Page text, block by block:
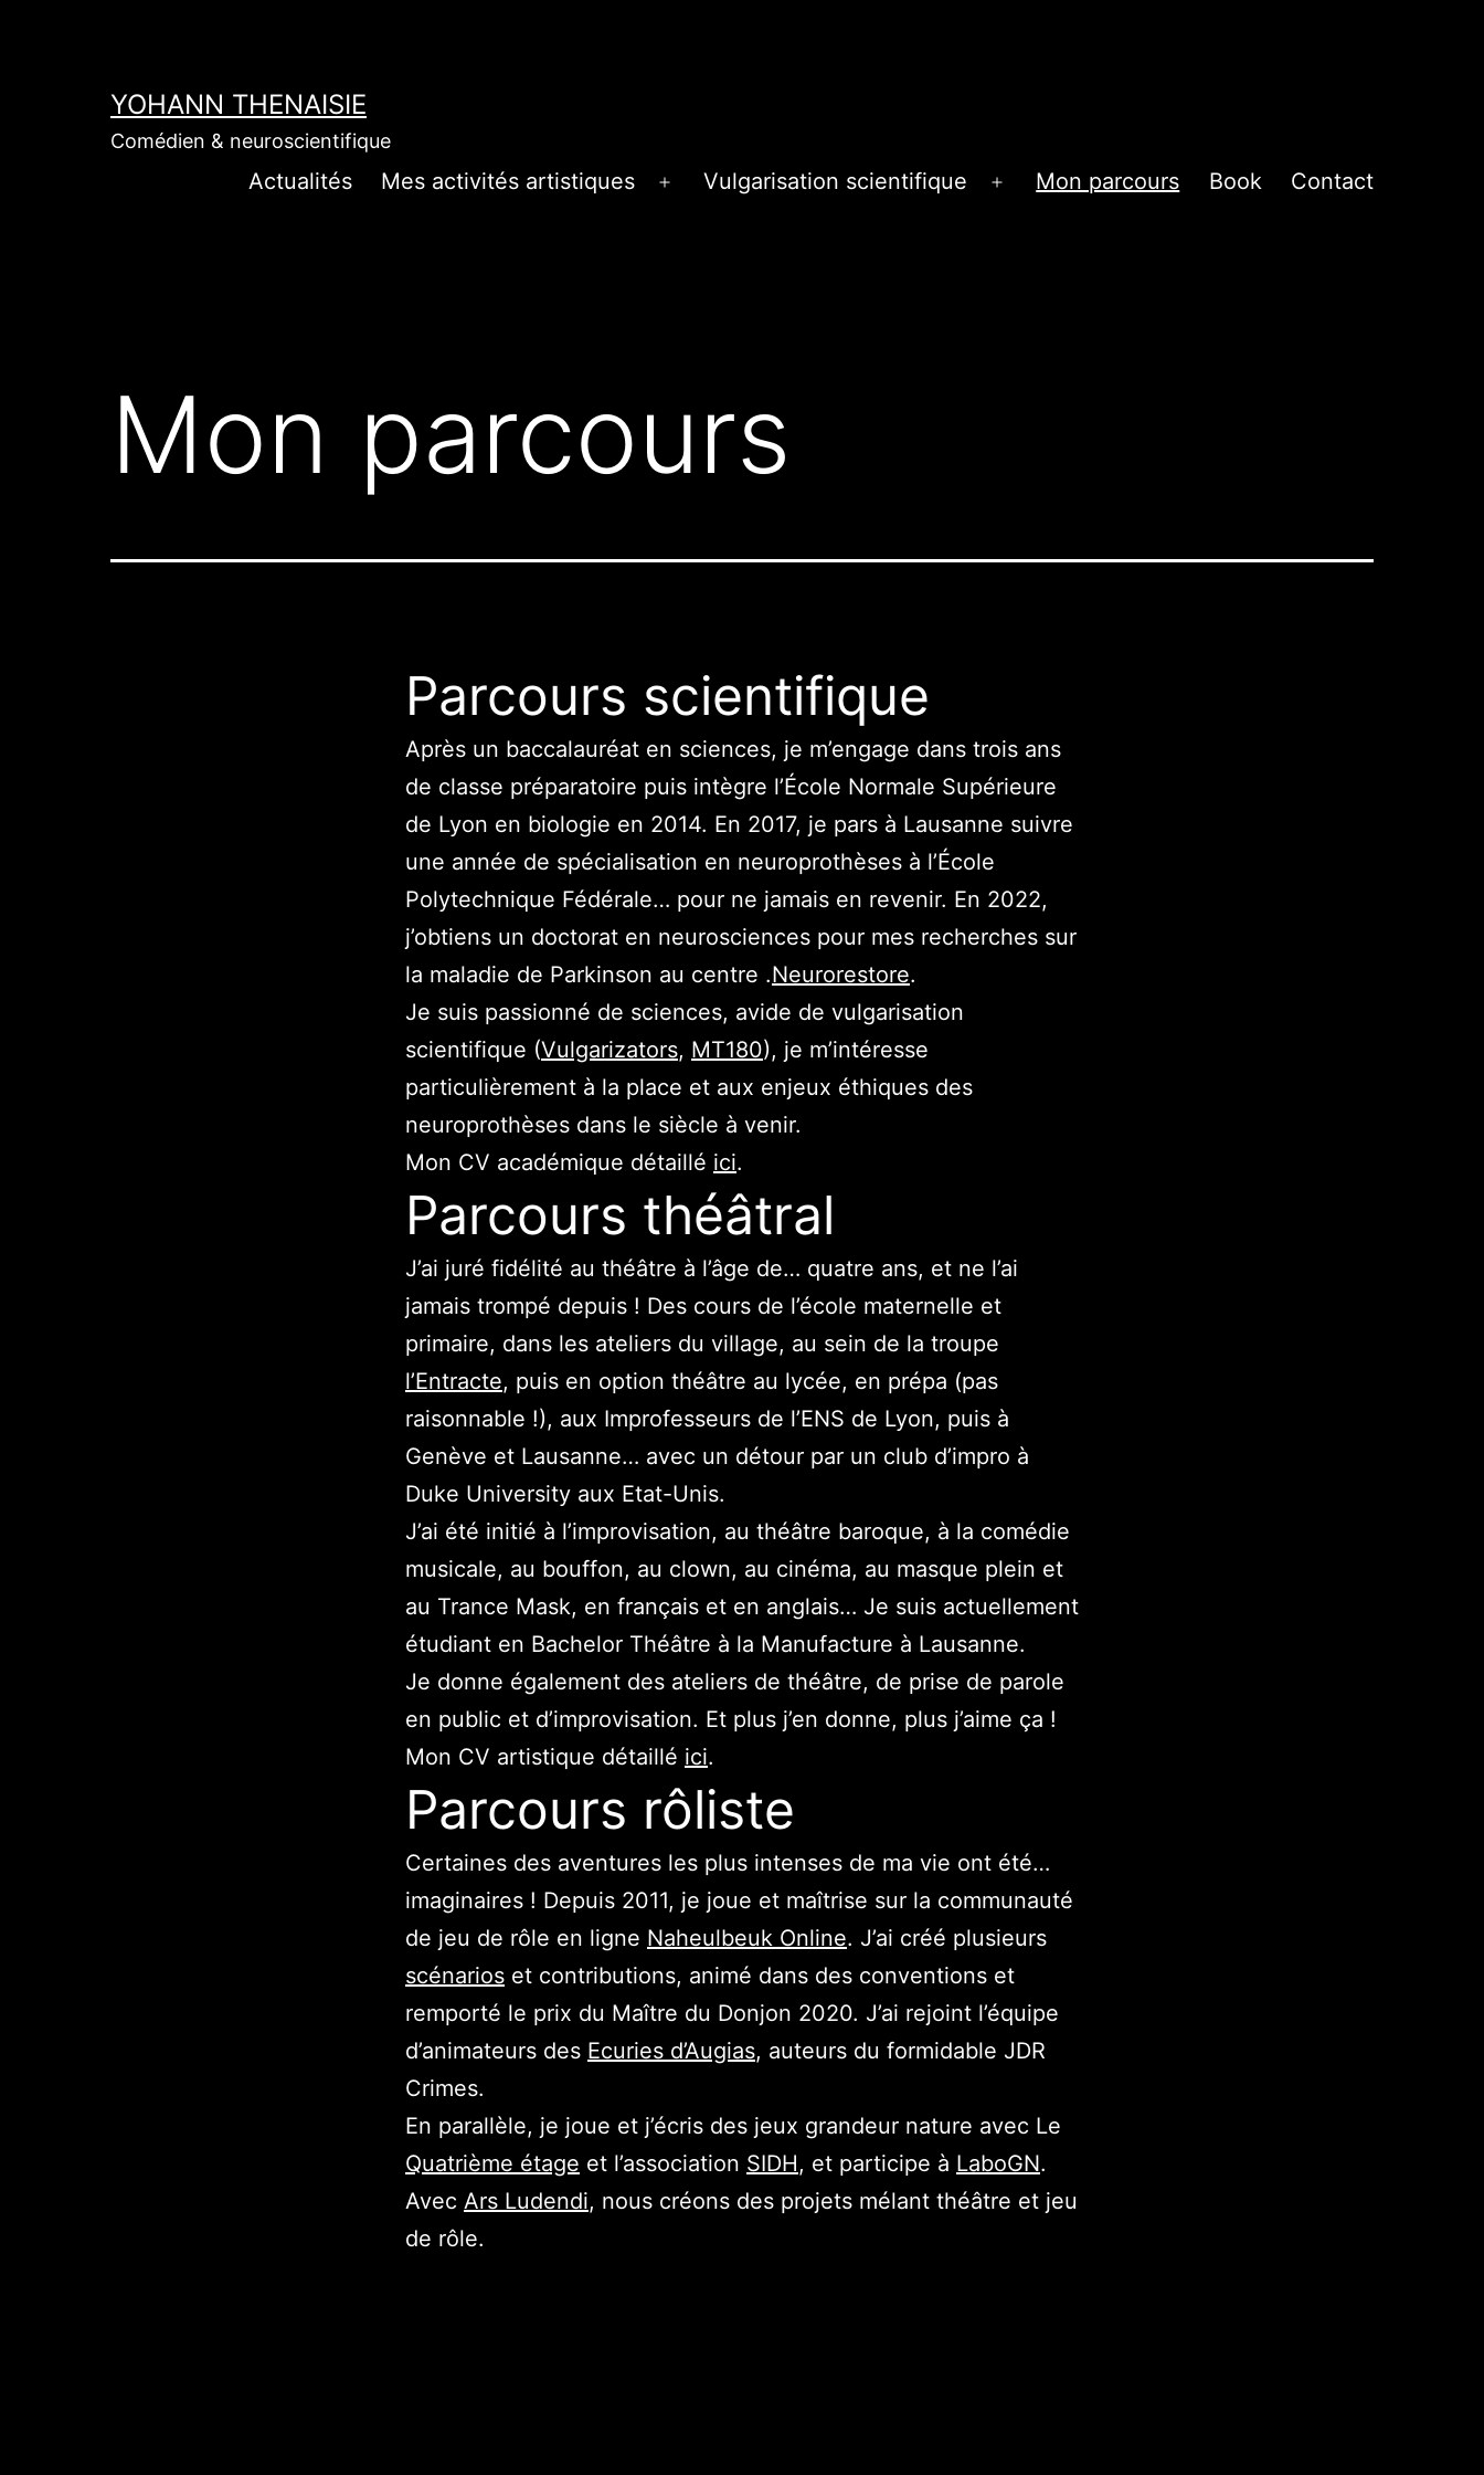
YOHANN THENAISIE
Comédien & neuroscientifique
Actualités Mes activités artistiques
Ouvrir
Vulgarisation scientifique
Ouvrir
Mon parcours Book Contact
Mon parcours
Parcours scientifique
Après un baccalauréat en sciences, je m’engage dans trois ans
de classe préparatoire puis intègre l’École Normale Supérieure
de Lyon en biologie en 2014. En 2017, je pars à Lausanne suivre
une année de spécialisation en neuroprothèses à l’École
Polytechnique Fédérale… pour ne jamais en revenir. En 2022,
j’obtiens un doctorat en neurosciences pour mes recherches sur
la maladie de Parkinson au centre .Neurorestore.
Je suis passionné de sciences, avide de vulgarisation
scientifique (Vulgarizators, MT180), je m’intéresse
particulièrement à la place et aux enjeux éthiques des
neuroprothèses dans le siècle à venir.
Mon CV académique détaillé ici.
Parcours théâtral
J’ai juré fidélité au théâtre à l’âge de… quatre ans, et ne l’ai
jamais trompé depuis ! Des cours de l’école maternelle et
primaire, dans les ateliers du village, au sein de la troupe
l’Entracte, puis en option théâtre au lycée, en prépa (pas
raisonnable !), aux Improfesseurs de l’ENS de Lyon, puis à
Genève et Lausanne… avec un détour par un club d’impro à
Duke University aux Etat-Unis.
J’ai été initié à l’improvisation, au théâtre baroque, à la comédie
musicale, au bouffon, au clown, au cinéma, au masque plein et
au Trance Mask, en français et en anglais… Je suis actuellement
étudiant en Bachelor Théâtre à la Manufacture à Lausanne.
Je donne également des ateliers de théâtre, de prise de parole
en public et d’improvisation. Et plus j’en donne, plus j’aime ça !
Mon CV artistique détaillé ici.
Parcours rôliste
Certaines des aventures les plus intenses de ma vie ont été…
imaginaires ! Depuis 2011, je joue et maîtrise sur la communauté
de jeu de rôle en ligne Naheulbeuk Online. J’ai créé plusieurs
scénarios et contributions, animé dans des conventions et
remporté le prix du Maître du Donjon 2020. J’ai rejoint l’équipe
d’animateurs des Ecuries d’Augias, auteurs du formidable JDR
Crimes.
En parallèle, je joue et j’écris des jeux grandeur nature avec Le
Quatrième étage et l’association SIDH, et participe à LaboGN.
Avec Ars Ludendi, nous créons des projets mélant théâtre et jeu
de rôle.